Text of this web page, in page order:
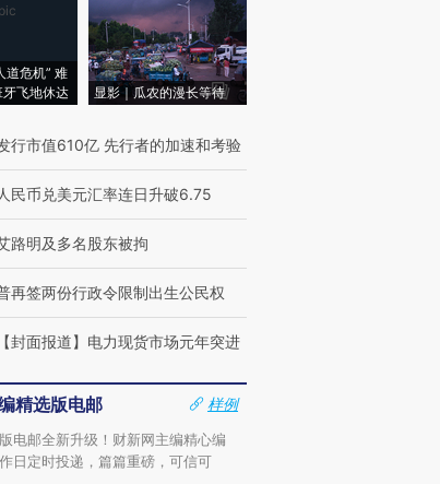
道危机” 难
飞地休达
显影｜瓜农的漫长等待
行市值610亿 先行者的加速和考验
民币兑美元汇率连日升破6.75
路明及多名股东被拘
再签两份行政令限制出生公民权
【封面报道】电力现货市场元年突进
精选版电邮
样例
电邮全新升级！财新网主编精心编
日定时投递，篇篇重磅，可信可